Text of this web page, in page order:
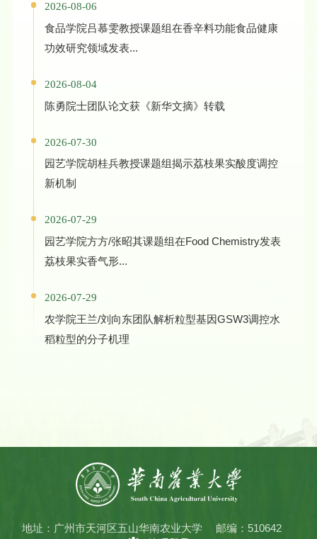
2026-08-06
食品学院吕慕雯教授课题组在香辛料功能食品健康
功效研究领域发表...
2026-08-04
陈勇院士团队论文获《新华文摘》转载
2026-07-30
园艺学院胡桂兵教授课题组揭示荔枝果实酸度调控
新机制
2026-07-29
园艺学院方方/张昭其课题组在Food Chemistry发表
荔枝果实香气形...
2026-07-29
农学院王兰/刘向东团队解析粒型基因GSW3调控水
稻粒型的分子机理
地址：广州市天河区五山华南农业大学
邮编：510642